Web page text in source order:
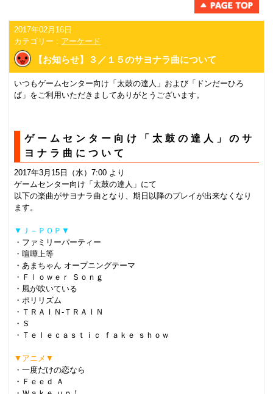
2017年02月16日
カテゴリー : アーケード
【お知らせ】３／１５のサヨナラ曲について
いつもゲームセンター向け「太鼓の達人」および「ドンだーひろ
ば」をご利用いただきましてありがとうございます。
ゲームセンター向け「太鼓の達人」のサ
ヨナラ曲について
2017年3月15日（水）7:00 より
ゲームセンター向け「太鼓の達人」にて
以下の楽曲がサヨナラ曲となり、期日以降のプレイが出来なくなり
ます。
▼Ｊ－ＰＯＰ▼
・ファミリーパーティー
・喧嘩上等
・あまちゃん オープニングテーマ
・Ｆｌｏｗｅｒ Ｓｏｎｇ
・風が吹いている
・ポリリズム
・ＴＲＡＩＮ‐ＴＲＡＩＮ
・Ｓ
・Ｔｅｌｅｃａｓｔｉｃ ｆａｋｅ ｓｈｏｗ
▼アニメ▼
・一度だけの恋なら
・Ｆｅｅｄ Ａ